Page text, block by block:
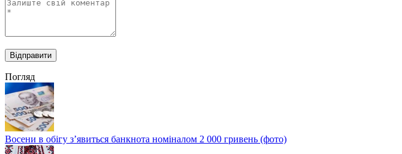
Погляд
Восени в обігу з’явиться банкнота номіналом 2 000 гривень (фото)